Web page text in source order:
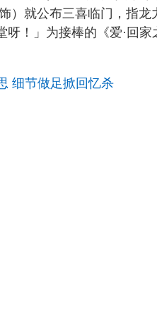
）就公布三喜临门，指龙
！」为接棒的《爱·回家
细节做足掀回忆杀